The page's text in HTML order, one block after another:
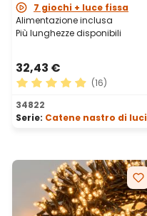
7 giochi + luce fissa
Alimentazione inclusa
Più lunghezze disponibili
32,43 €
Valutazione media di
(16)
34822
Serie: Catene nastro di luci